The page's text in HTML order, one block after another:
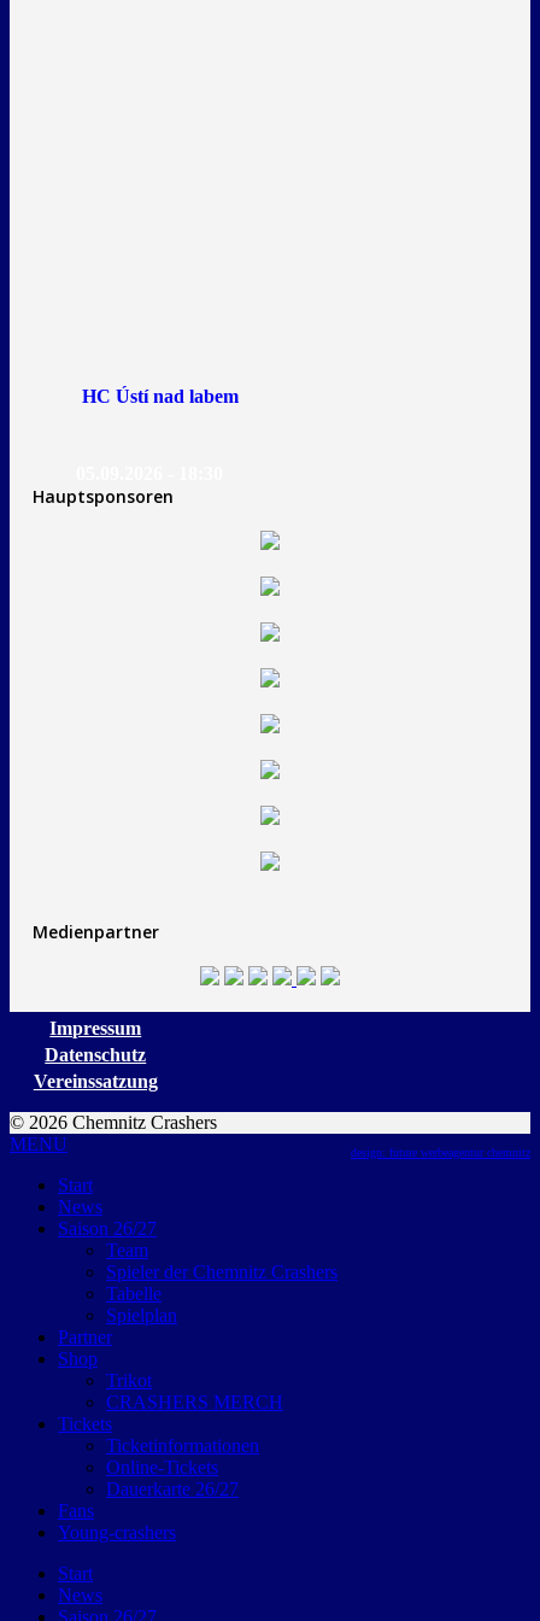
HC Ústí nad labem
Hauptsponsoren
Medienpartner
Impressum
Datenschutz
Vereinssatzung
© 2026 Chemnitz Crashers
design: future werbeagentur chemnitz
MENU
Start
News
Saison 26/27
Team
Spieler der Chemnitz Crashers
Tabelle
Spielplan
Partner
Shop
Trikot
CRASHERS MERCH
Tickets
Ticketinformationen
Online-Tickets
Dauerkarte 26/27
Fans
Young-crashers
Start
News